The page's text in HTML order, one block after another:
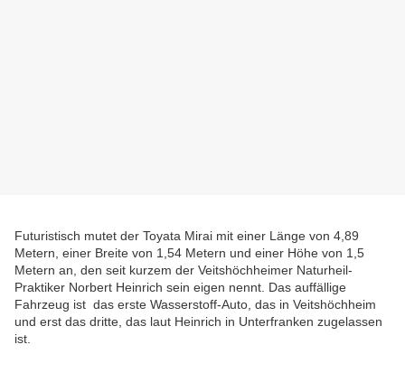
Futuristisch mutet der Toyata Mirai mit einer Länge von 4,89
Metern, einer Breite von 1,54 Metern und einer Höhe von 1,5
Metern an, den seit kurzem der Veitshöchheimer Naturheil-
Praktiker Norbert Heinrich sein eigen nennt. Das auffällige
Fahrzeug ist das erste Wasserstoff-Auto, das in Veitshöchheim
und erst das dritte, das laut Heinrich in Unterfranken zugelassen
ist.